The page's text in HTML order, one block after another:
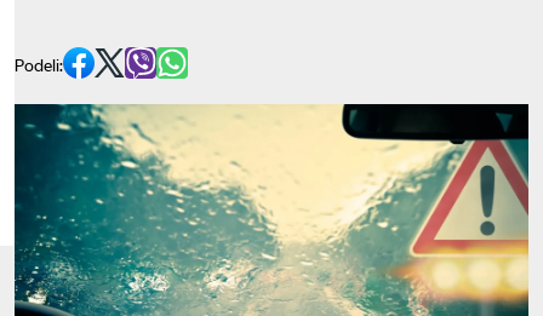
Podeli: